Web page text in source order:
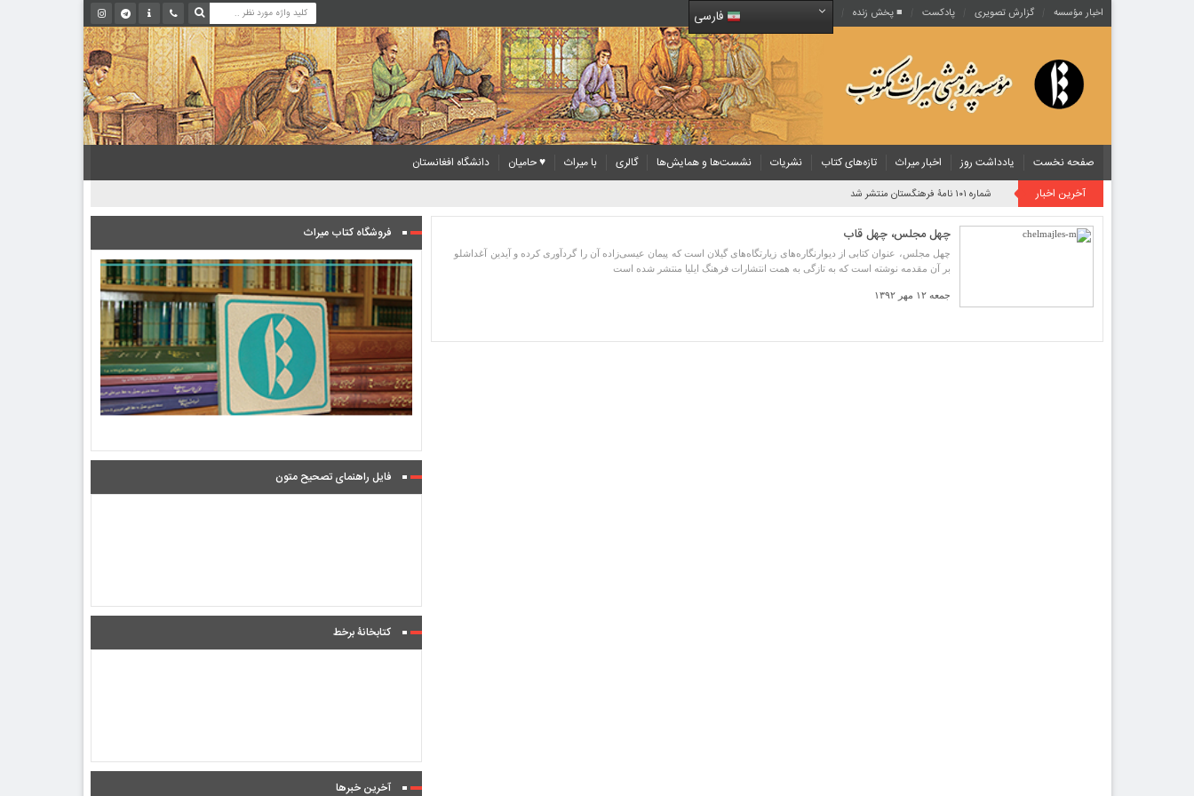
اخبار مؤسسه گزارش تصویری پادکست‌ ■ پخش زنده فارسی
صفحه نخست یادداشت روز اخبار میراث تازه‌های کتاب نشریات نشست‌ها و همایش‌ها گالری با میراث ♥ حامیان
دانشگاه افغانستان
آخرین اخبار
شماره ۱۰۱ نامۀ فرهنگستان منتشر شد
چهل مجلس، چهل قاب
چهل مجلس، عنوان کتابی از دیوارنگاره‌های زیارتگاه‌های گیلان است که پیمان عیسی‌زاده آن را گردآوری کرده و آیدین آغداشلو
بر آن مقدمه نوشته است که به تازگی به همت انتشارات فرهنگ ایلیا منتشر شده است
جمعه ۱۲ مهر ۱۳۹۲
فروشگاه کتاب میراث
فایل راهنمای تصحیح متون
کتابخانۀ برخط
آخرین خبرها